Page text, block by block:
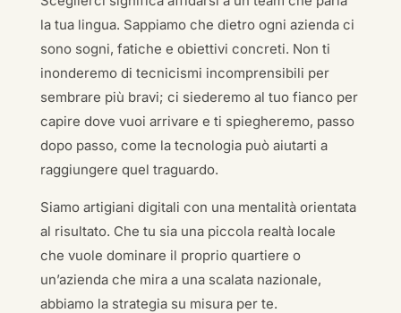
la tua lingua. Sappiamo che dietro ogni azienda ci
sono sogni, fatiche e obiettivi concreti. Non ti
inonderemo di tecnicismi incomprensibili per
sembrare più bravi; ci siederemo al tuo fianco per
capire dove vuoi arrivare e ti spiegheremo, passo
dopo passo, come la tecnologia può aiutarti a
raggiungere quel traguardo.
Siamo artigiani digitali con una mentalità orientata
al risultato. Che tu sia una piccola realtà locale
che vuole dominare il proprio quartiere o
un’azienda che mira a una scalata nazionale,
abbiamo la strategia su misura per te.